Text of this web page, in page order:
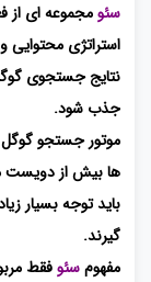
سئومجموعه ای از
استراتژی محتوایی
نتایج جستجوی
جذب شود.
موتور جستجو گوگل
ها بیش از دویست
باید توجه بسیار
گیرند.
مفهومسئوفقط